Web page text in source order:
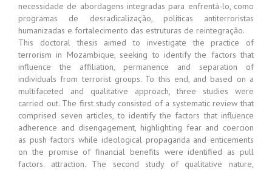
necessidade de abordagens integradas para enfrentá-lo, como
programas de desradicalização, políticas antiterroristas
humanizadas e fortalecimento das estruturas de reintegração.
This doctoral thesis aimed to investigate the practice of
terrorism in Mozambique, seeking to identify the factors that
influence the affiliation, permanence and separation of
individuals from terrorist groups. To this end, and based on a
multifaceted and qualitative approach, three studies were
carried out. The first study consisted of a systematic review that
comprised seven articles, to identify the factors that influence
adherence and disengagement, highlighting fear and coercion
as push factors while ideological propaganda and enticements
on the promise of financial benefits were identified as pull
factors. attraction. The second study of qualitative nature,